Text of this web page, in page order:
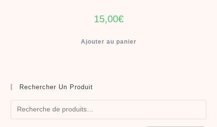
15,00€
Ajouter au panier
Rechercher Un Produit